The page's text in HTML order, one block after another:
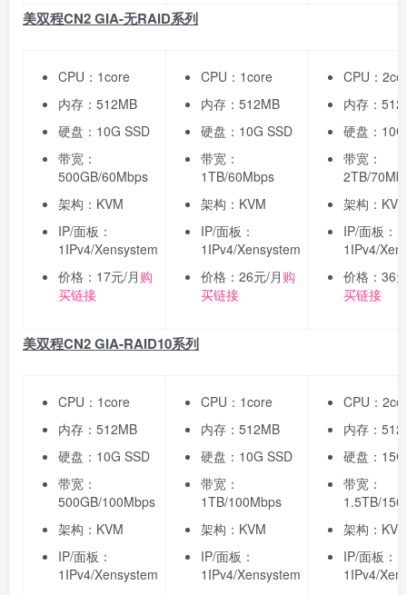
美双程CN2 GIA-无RAID系列
CPU：1core
内存：512MB
硬盘：10G SSD
带宽：
500GB/60Mbps
架构：KVM
IP/面板：
1IPv4/Xensystem
价格：17元/月 购
买链接
CPU：1core
内存：512MB
硬盘：10G SSD
带宽：
1TB/60Mbps
架构：KVM
IP/面板：
1IPv4/Xensystem
价格：26元/月 购
买链接
CPU：
内存：
硬盘：
带宽：
2TB/
架构：
IP/面板：
1IPv4/
价格：36
买链接
美双程CN2 GIA-RAID10系列
CPU：1core
内存：512MB
硬盘：10G SSD
带宽：
500GB/100Mbps
架构：KVM
IP/面板：
1IPv4/Xensystem
CPU：1core
内存：512MB
硬盘：10G SSD
带宽：
1TB/100Mbps
架构：KVM
IP/面板：
1IPv4/Xensystem
CPU：
内存：
硬盘：
带宽：
1.5TB/
架构：
IP/面板：
1IPv4/